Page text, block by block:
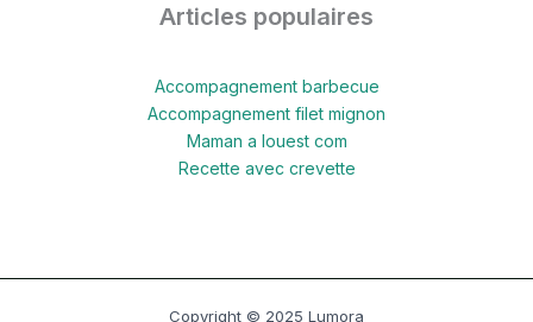
Articles populaires
Accompagnement barbecue
Accompagnement filet mignon
Maman a louest com
Recette avec crevette
Copyright © 2025 Lumora